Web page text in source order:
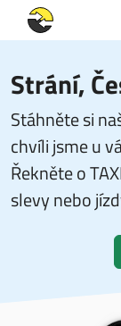
Strání,
Stáhněte si
chvíli jsme u
Řekněte o
slevy nebo